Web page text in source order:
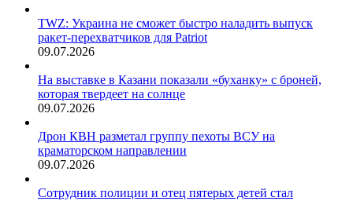
TWZ: Украина не сможет быстро наладить выпуск
ракет-перехватчиков для Patriot
09.07.2026
На выставке в Казани показали «буханку» с броней,
которая твердеет на солнце
09.07.2026
Дрон КВН разметал группу пехоты ВСУ на
краматорском направлении
09.07.2026
Сотрудник полиции и отец пятерых детей стал